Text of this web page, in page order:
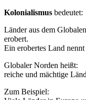
Kolonialismus bedeutet:
Länder aus dem
erobert.
Ein erobertes Land
Globaler Norden heißt:
reiche und mächtige
Zum Beispiel: